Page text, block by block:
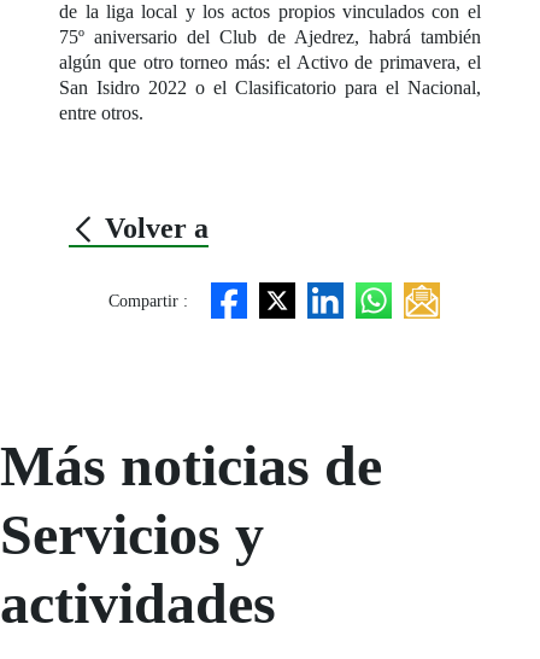
de la liga local y los actos propios vinculados con el
75º aniversario del Club de Ajedrez, habrá también
algún que otro torneo más: el Activo de primavera, el
San Isidro 2022 o el Clasificatorio para el Nacional,
entre otros.
Volver a
Compartir :
Más noticias de
Servicios y
actividades